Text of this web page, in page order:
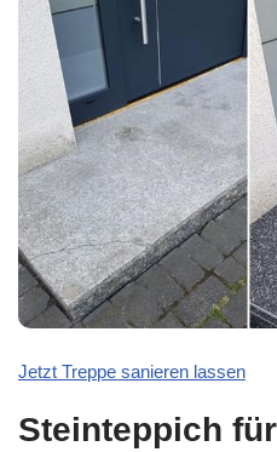
Jetzt Treppe sanieren lassen
Steinteppich